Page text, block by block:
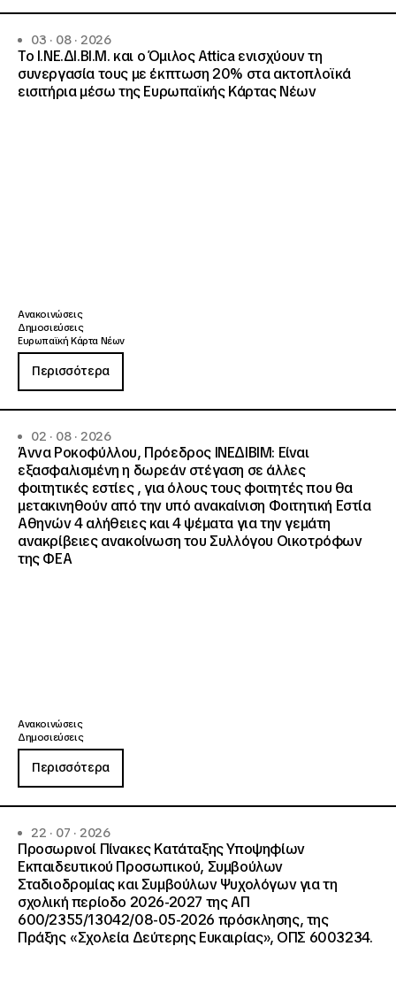
03 · 08 · 2026
Το Ι.ΝΕ.ΔΙ.ΒΙ.Μ. και o Όμιλος Attica ενισχύουν τη
συνεργασία τους με έκπτωση 20% στα ακτοπλοϊκά
εισιτήρια μέσω της Ευρωπαϊκής Κάρτας Νέων
Ανακοινώσεις
Δημοσιεύσεις
Ευρωπαϊκή Κάρτα Νέων
Περισσότερα
02 · 08 · 2026
Άννα Ροκοφύλλου, Πρόεδρος ΙΝΕΔΙΒΙΜ: Είναι
εξασφαλισμένη η δωρεάν στέγαση σε άλλες
φοιτητικές εστίες , για όλους τους φοιτητές που θα
μετακινηθούν από την υπό ανακαίνιση Φοιτητική Εστία
Αθηνών 4 αλήθειες και 4 ψέματα για την γεμάτη
ανακρίβειες ανακοίνωση του Συλλόγου Οικοτρόφων
της ΦΕΑ
Ανακοινώσεις
Δημοσιεύσεις
Περισσότερα
22 · 07 · 2026
Προσωρινοί Πίνακες Κατάταξης Υποψηφίων
Εκπαιδευτικού Προσωπικού, Συμβούλων
Σταδιοδρομίας και Συμβούλων Ψυχολόγων για τη
σχολική περίοδο 2026-2027 της ΑΠ
600/2355/13042/08-05-2026 πρόσκλησης, της
Πράξης «Σχολεία Δεύτερης Ευκαιρίας», ΟΠΣ 6003234.